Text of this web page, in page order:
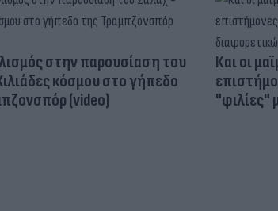
στην παρουσίαση του
κόσμου στο γήπεδο
(video)
Και οι
"φιλίες"